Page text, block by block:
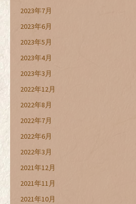
2023年7月
2023年6月
2023年5月
2023年4月
2023年3月
2022年12月
2022年8月
2022年7月
2022年6月
2022年3月
2021年12月
2021年11月
2021年10月